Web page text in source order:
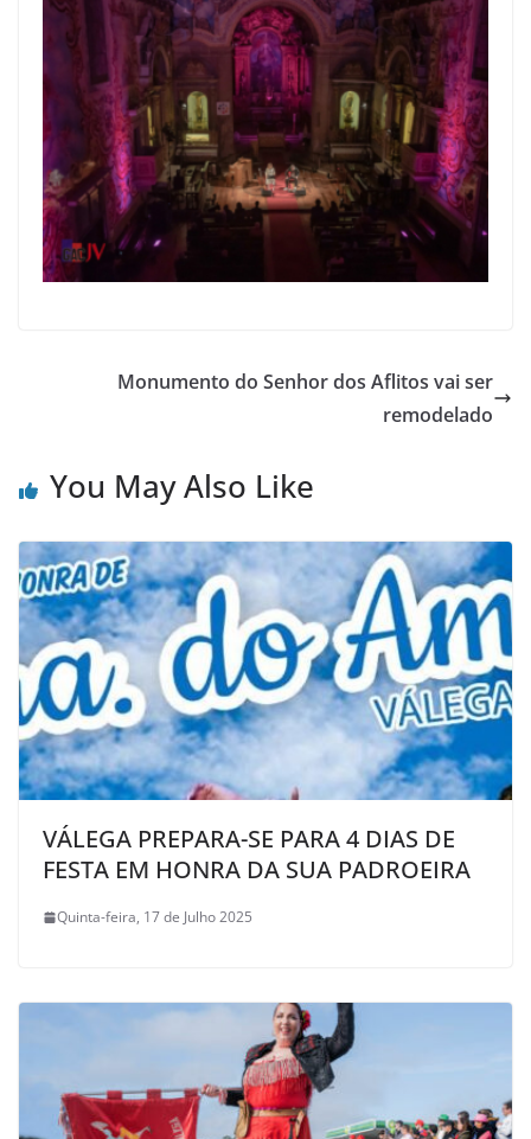
Monumento do Senhor dos Aflitos vai ser
remodelado
You May Also Like
VÁLEGA PREPARA-SE PARA 4 DIAS DE
FESTA EM HONRA DA SUA PADROEIRA
Quinta-feira, 17 de Julho 2025